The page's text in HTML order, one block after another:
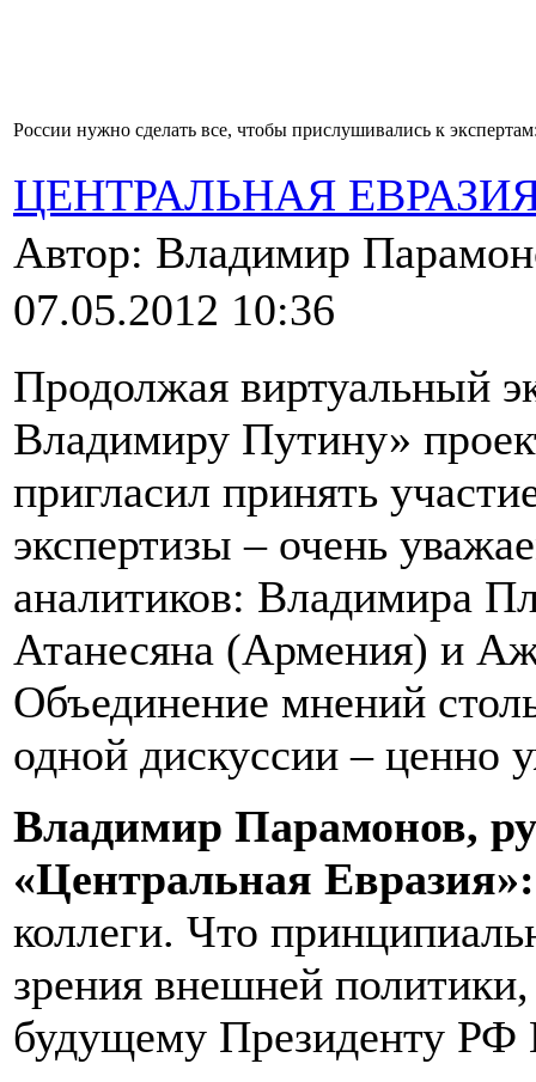
России нужно сделать все, чтобы прислушивались к
ЦЕНТРАЛЬНАЯ
Автор: Владимир
07.05.2012 10:36
Продолжая виртуальный
Владимиру Путину»
пригласил принять
экспертизы – очень
аналитиков: Владимира
Атанесяна (Армения) и
Объединение мнений
одной дискуссии – ценно
Владимир Парамонов,
«Центральная
коллеги. Что
зрения внешней
будущему Президенту РФ